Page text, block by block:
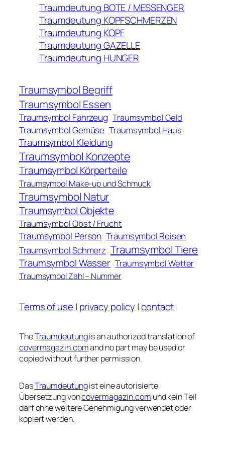
Traumdeutung BOTE / MESSENGER
Traumdeutung KOPFSCHMERZEN
Traumdeutung KOPF
Traumdeutung GAZELLE
Traumdeutung HUNGER
Traumsymbol Begriff
Traumsymbol Essen
Traumsymbol Fahrzeug Traumsymbol Geld
Traumsymbol Gemüse Traumsymbol Haus
Traumsymbol Kleidung
Traumsymbol Konzepte
Traumsymbol Körperteile
Traumsymbol Make-up und Schmuck
Traumsymbol Natur
Traumsymbol Objekte
Traumsymbol Obst / Frucht
Traumsymbol Person Traumsymbol Reisen
Traumsymbol Schmerz Traumsymbol Tiere
Traumsymbol Wasser Traumsymbol Wetter
Traumsymbol Zahl – Nummer
Terms of use | privacy policy |contact
TheTraumdeutungis an authorized translation of
covermagazin.comand no part may be used or
copied without further permission.
DasTraumdeutungist eine autorisierte
Übersetzung voncovermagazin.com und kein Teil
darf ohne weitere Genehmigung verwendet oder
kopiert werden.